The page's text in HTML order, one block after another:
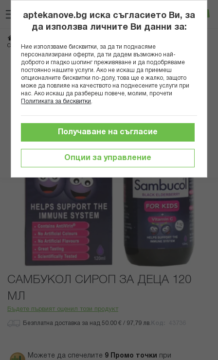
към
съдържанието
Вход
САМБУКОЛ СИРОП ЗА ДЕЦА 120 МЛ
Преминете
края
към
началото
на
галерия
САМБУКОЛ СИРОП ЗА ДЕЦА 120
МЛ
Бъдете първият оценил този продукт
Безплатна доставка за над 50.00 € / 97,79 лв.
Можете да спечелите 9 Промо точки
при
aptekanove.bg иска съгласието Ви, за
да използва личните Ви данни за:
Ние използваме бисквитки, за да ти поднасяме
персонализирани оферти, да ти дадем възможно най-
доброто и гладко шопинг преживяване и да подобряваме
постоянно нашите услуги. Ако не искаш да приемеш
опционалните бисквитки по-долу, това ще е жалко, защото
може да повлияе на качеството на поднесените услуги при
нас. Ако искаш да разбереш повече, молим, прочети
Политиката за бисквитки
Опции за управление
Получаване на съгласие